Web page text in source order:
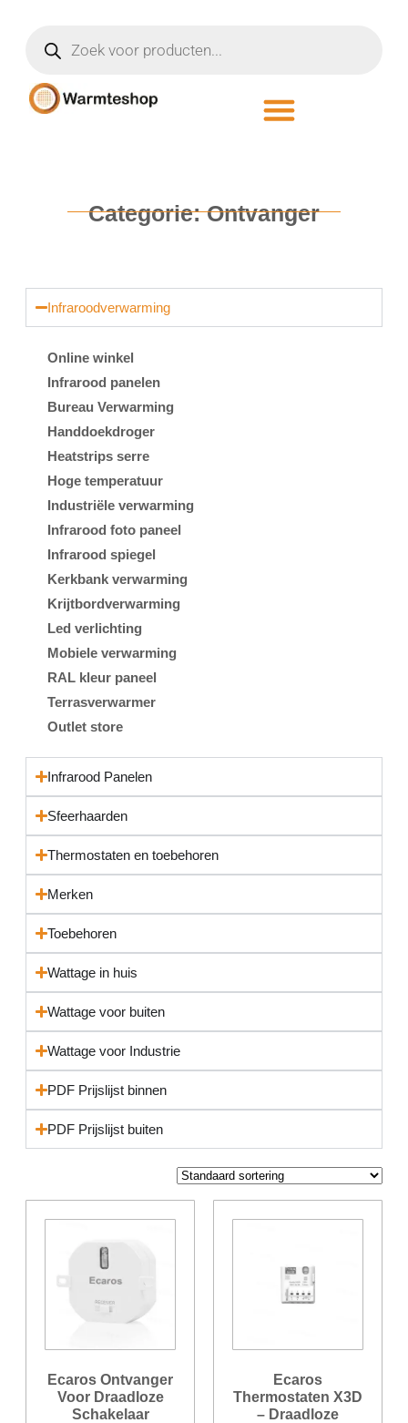
Categorie: Ontvanger
Infraroodverwarming
Online winkel
Infrarood panelen
Bureau Verwarming
Handdoekdroger
Heatstrips serre
Hoge temperatuur
Industriële verwarming
Infrarood foto paneel
Infrarood spiegel
Kerkbank verwarming
Krijtbordverwarming
Led verlichting
Mobiele verwarming
RAL kleur paneel
Terrasverwarmer
Outlet store
Infrarood Panelen
Sfeerhaarden
Thermostaten en toebehoren
Merken
Toebehoren
Wattage in huis
Wattage voor buiten
Wattage voor Industrie
PDF Prijslijst binnen
PDF Prijslijst buiten
Ecaros Ontvanger
Voor Draadloze
Schakelaar
Ecaros
Thermostaten X3D
– Draadloze